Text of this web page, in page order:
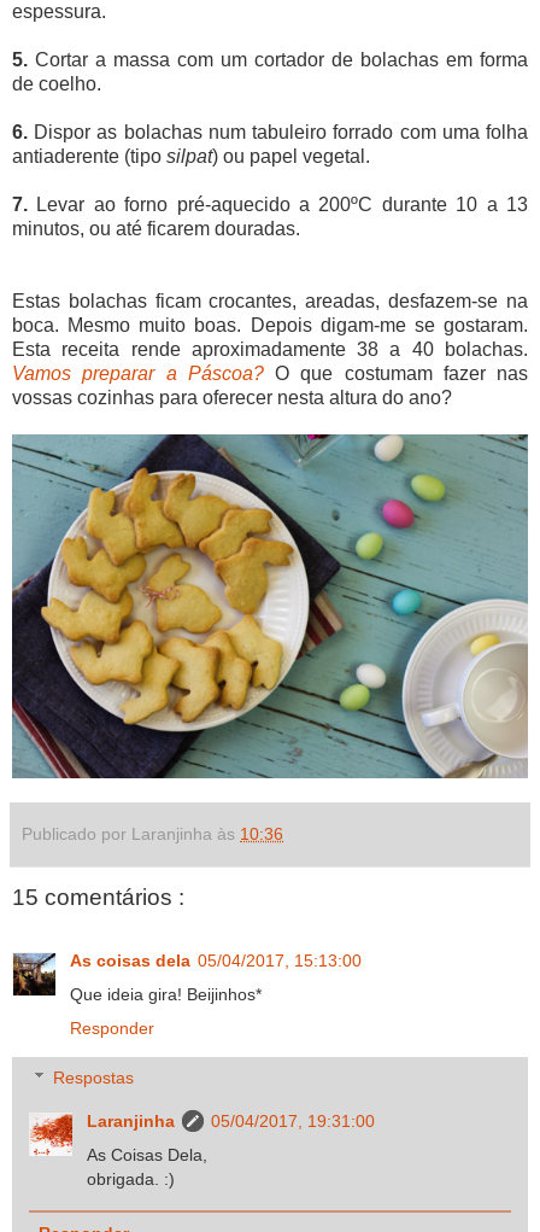
espessura.
5. Cortar a massa com um cortador de bolachas em forma
de coelho.
6. Dispor as bolachas num tabuleiro forrado com uma folha
antiaderente (tipo silpat) ou papel vegetal.
7. Levar ao forno pré-aquecido a 200ºC durante 10 a 13
minutos, ou até ficarem douradas.
Estas bolachas ficam crocantes, areadas, desfazem-se na
boca. Mesmo muito boas. Depois digam-me se gostaram.
Esta receita rende aproximadamente 38 a 40 bolachas.
Vamos preparar a Páscoa?O que costumam fazer nas
vossas cozinhas para oferecer nesta altura do ano?
Publicado por Laranjinha às 10:36
15 comentários :
As coisas dela 05/04/2017, 15:13:00
Que ideia gira! Beijinhos*
Responder
Respostas
Laranjinha
05/04/2017, 19:31:00
As Coisas Dela,
obrigada. :)